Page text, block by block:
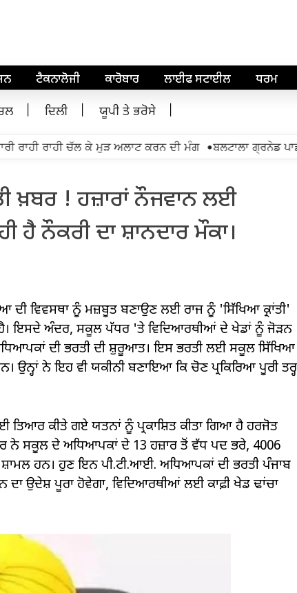
ਟੈਕਨਾਲੋਜੀ ਕਾਰੋਬਾਰ ਲਾਈਫ ਸਟਾਈਲ ਧਰਮ
ਦਿਲੀ ਯੂਪੀ ਤੇ ਭਰੋਸੇ
ਰਾਹੀ ਰਾਹੀ ਚੱਲ ਕੇ ਮੁੜ ਅਲਾਟ ਕਰਨ ਦੀ ਮੰਗ •ਬਲਟਾਲਾ ਗ੍ਰਨੇਡ ਪਾਡ
ਖ਼ਬਰ ! ਹਜ਼ਾਰਾਂ ਨੌਜਵਾਨ ਲਈ
ਹੈ ਨੌਕਰੀ ਦਾ ਸ਼ਾਨਦਾਰ ਮੌਕਾ।
ਦੀ ਵਿਵਸਥਾ ਨੂੰ ਮਜ਼ਬੂਤ ​​ਬਣਾਉਣ ਲਈ ਰਾਜ ਨੂੰ 'ਸਿੱਖਿਆ ਕ੍ਰਾਂਤੀ'
ਇਸਦੇ ਅੰਦਰ, ਸਕੂਲ ਪੱਧਰ 'ਤੇ ਵਿਦਿਆਰਥੀਆਂ ਦੇ ਖੇਡਾਂ ਨੂੰ ਜੋੜਨ
ਦੀ ਭਰਤੀ ਦੀ ਸ਼ੁਰੂਆਤ। ਇਸ ਭਰਤੀ ਲਈ ਸਕੂਲ ਸਿੱਖਿਆ
ਉਨ੍ਹਾਂ ਨੇ ਇਹ ਵੀ ਯਕੀਨੀ ਬਣਾਇਆ ਕਿ ਚੋਣ ਪ੍ਰਕਿਰਿਆ ਪੂਰੀ
ਕੀਤੇ ਗਏ ਯਤਨਾਂ ਨੂੰ ਪ੍ਰਕਾਸ਼ਿਤ ਕੀਤਾ ਗਿਆ ਹੈ ਹਰਜੋਤ
ਨੇ ਸਕੂਲ ਦੇ ਅਧਿਆਪਕਾਂ ਦੇ 13 ਹਜ਼ਾਰ ਤੋਂ ਵੱਧ ਪਦ ਭਰੇ, 4006
ਹਨ। ਹੁਣ ਇਨ ਪੀ.ਟੀ.ਆਈ. ਅਧਿਆਪਕਾਂ ਦੀ ਭਰਤੀ ਪੰਜਾਬ
ਦਾ ਉਦੇਸ਼ ਪੂਰਾ ਹੋਵੇਗਾ, ਵਿਦਿਆਰਥੀਆਂ ਲਈ ਕਾਫ਼ੀ ਖੇਡ ਢਾਂਚਾ